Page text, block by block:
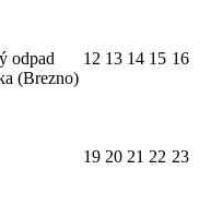
odpad
(Brezno)
12 13 14 15 16
19 20 21 22 23